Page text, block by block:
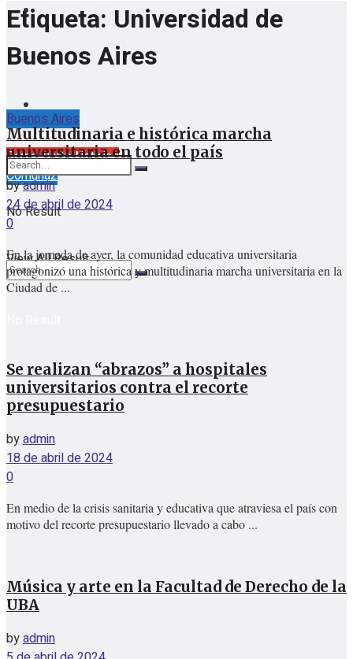
Buenos Aires
domingo, agosto 9, 2026
Barrio Norte Noticias
Comuna2
No Result
View All Result
View All Result
Etiqueta: Universidad de
Buenos Aires
Multitudinaria e histórica marcha
universitaria en todo el país
byadmin
24 de abril de 2024
0
En la jornada de ayer, la comunidad educativa universitaria
protagonizó una histórica y multitudinaria marcha universitaria en la
Ciudad de ...
Se realizan “abrazos” a hospitales
universitarios contra el recorte
presupuestario
byadmin
18 de abril de 2024
0
En medio de la crisis sanitaria y educativa que atraviesa el país con
motivo del recorte presupuestario llevado a cabo ...
Música y arte en la Facultad de Derecho de la
UBA
byadmin